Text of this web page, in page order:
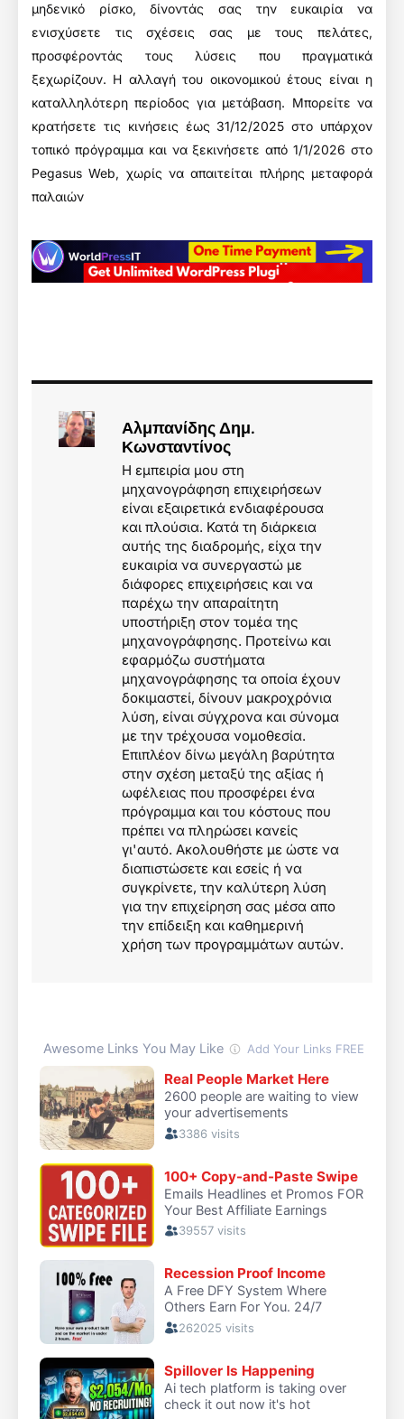
μηδενικό ρίσκο, δίνοντάς σας την ευκαιρία να
ενισχύσετε τις σχέσεις σας με τους πελάτες,
προσφέροντάς τους λύσεις που πραγματικά
ξεχωρίζουν. Η αλλαγή του οικονομικού έτους είναι η
καταλληλότερη περίοδος για μετάβαση. Mπορείτε να
κρατήσετε τις κινήσεις έως 31/12/2025 στο υπάρχον
τοπικό πρόγραμμα και να ξεκινήσετε από 1/1/2026 στο
Pegasus Web, χωρίς να απαιτείται πλήρης μεταφορά
παλαιών
Αλμπανίδης Δημ.
Κωνσταντίνος
Η εμπειρία μου στη
μηχανογράφηση επιχειρήσεων
είναι εξαιρετικά ενδιαφέρουσα
και πλούσια. Κατά τη διάρκεια
αυτής της διαδρομής, είχα την
ευκαιρία να συνεργαστώ με
διάφορες επιχειρήσεις και να
παρέχω την απαραίτητη
υποστήριξη στον τομέα της
μηχανογράφησης. Προτείνω και
εφαρμόζω συστήματα
μηχανογράφησης τα οποία έχουν
δοκιμαστεί, δίνουν μακροχρόνια
λύση, είναι σύγχρονα και σύνομα
με την τρέχουσα νομοθεσία.
Επιπλέον δίνω μεγάλη βαρύτητα
στην σχέση μεταξύ της αξίας ή
ωφέλειας που προσφέρει ένα
πρόγραμμα και του κόστους που
πρέπει να πληρώσει κανείς
γι'αυτό. Ακολουθήστε με ώστε να
διαπιστώσετε και εσείς ή να
συγκρίνετε, την καλύτερη λύση
για την επιχείρηση σας μέσα απο
την επίδειξη και καθημερινή
χρήση των προγραμμάτων αυτών.